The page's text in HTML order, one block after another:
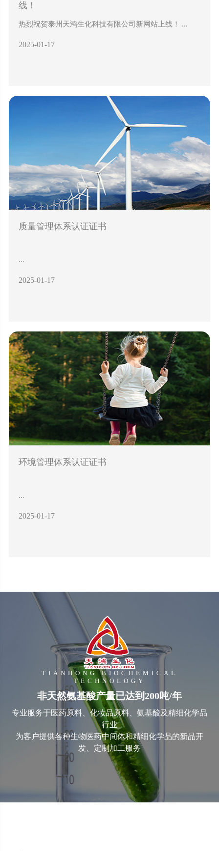
线！
热烈祝贺泰州天鸿生化科技有限公司新网站上线！ ...
2025-01-17
质量管理体系认证证书
...
2025-01-17
环境管理体系认证证书
...
2025-01-17
TIANHONG BIOCHEMICAL
TECHNOLOGY
非天然氨基酸产量已达到200吨/年
专业服务于医药原料、化妆品原料、氨基酸及精细化学品
行业
为客户提供各种生物医药中间体和精细化学品的新品开
发、定制加工服务